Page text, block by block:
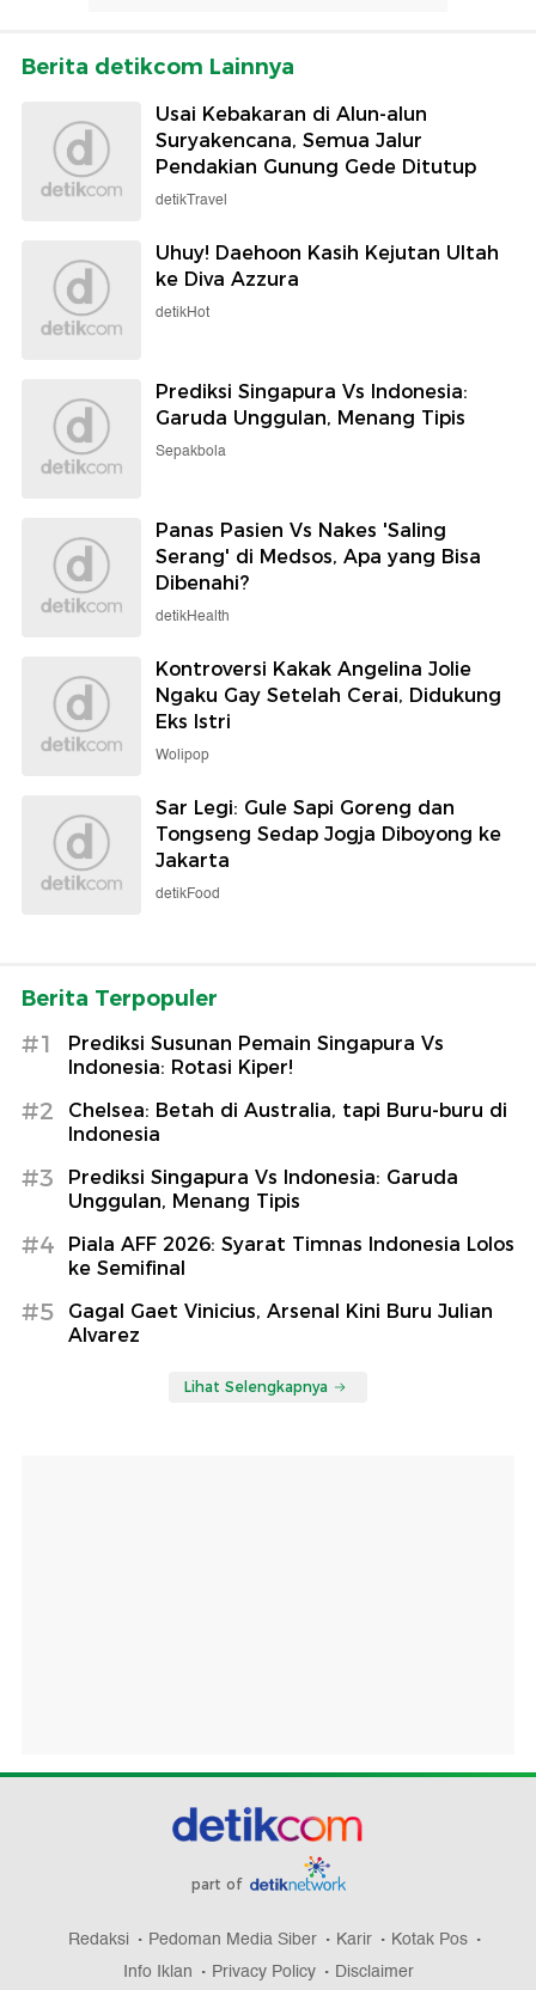
Berita detikcom Lainnya
Usai Kebakaran di Alun-alun
Suryakencana, Semua Jalur
Pendakian Gunung Gede Ditutup
detikTravel
Uhuy! Daehoon Kasih Kejutan Ultah
ke Diva Azzura
detikHot
Prediksi Singapura Vs Indonesia:
Garuda Unggulan, Menang Tipis
Sepakbola
Panas Pasien Vs Nakes 'Saling
Serang' di Medsos, Apa yang Bisa
Dibenahi?
detikHealth
Kontroversi Kakak Angelina Jolie
Ngaku Gay Setelah Cerai, Didukung
Eks Istri
Wolipop
Sar Legi: Gule Sapi Goreng dan
Tongseng Sedap Jogja Diboyong ke
Jakarta
detikFood
Berita Terpopuler
#1
Prediksi Susunan Pemain Singapura Vs
Indonesia: Rotasi Kiper!
#2
Chelsea: Betah di Australia, tapi Buru-buru di
Indonesia
#3
Prediksi Singapura Vs Indonesia: Garuda
Unggulan, Menang Tipis
#4
Piala AFF 2026: Syarat Timnas Indonesia Lolos
ke Semifinal
#5
Gagal Gaet Vinicius, Arsenal Kini Buru Julian
Alvarez
Lihat Selengkapnya
part of
Redaksi Pedoman Media Siber Karir
Kotak Pos
Info Iklan
Privacy Policy Disclaimer